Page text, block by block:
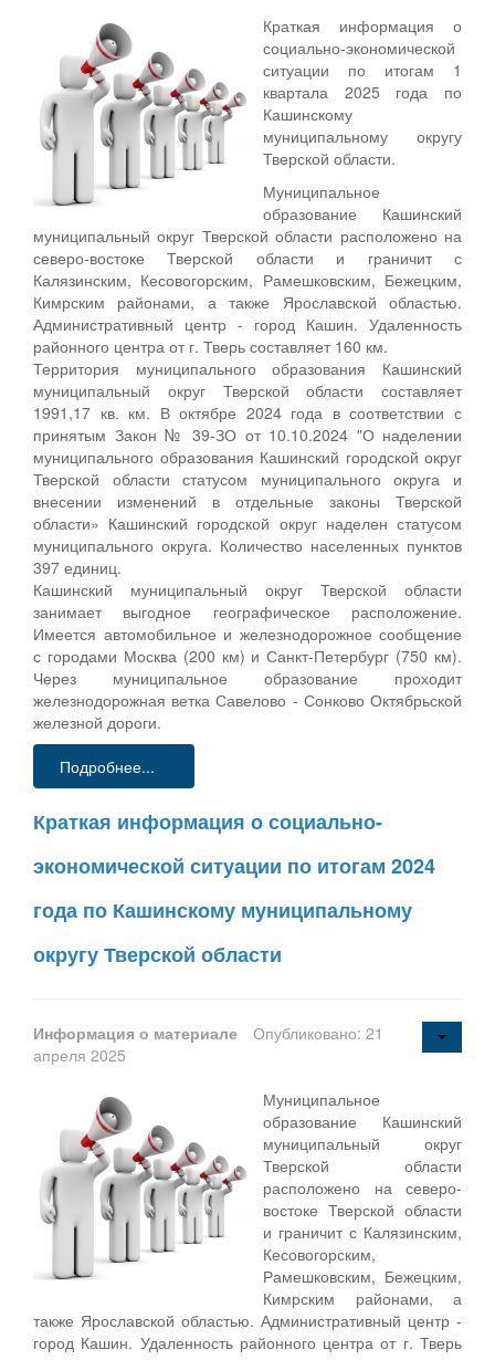
Краткая информация о
социально-экономической
ситуации по итогам 1
квартала 2025 года по
Кашинскому
муниципальному округу
Тверской области.
Муниципальное
образование Кашинский
муниципальный округ Тверской области расположено на
северо-востоке Тверской области и граничит с
Калязинским, Кесовогорским, Рамешковским, Бежецким,
Кимрским районами, а также Ярославской областью.
Административный центр - город Кашин. Удаленность
районного центра от г. Тверь составляет 160 км.
Территория муниципального образования Кашинский
муниципальный округ Тверской области составляет
1991,17 кв. км. В октябре 2024 года в соответствии с
принятым Закон № 39-ЗО от 10.10.2024 "О наделении
муниципального образования Кашинский городской округ
Тверской области статусом муниципального округа и
внесении изменений в отдельные законы Тверской
области» Кашинский городской округ наделен статусом
муниципального округа. Количество населенных пунктов
397 единиц.
Кашинский муниципальный округ Тверской области
занимает выгодное географическое расположение.
Имеется автомобильное и железнодорожное сообщение
с городами Москва (200 км) и Санкт-Петербург (750 км).
Через муниципальное образование проходит
железнодорожная ветка Савелово - Сонково Октябрьской
железной дороги.
Подробнее...
Краткая информация о социально-
экономической ситуации по итогам 2024
года по Кашинскому муниципальному
округу Тверской области
Информация о материале
Опубликовано: 21
апреля 2025
Муниципальное
образование Кашинский
муниципальный округ
Тверской области
расположено на северо-
востоке Тверской области
и граничит с Калязинским,
Кесовогорским,
Рамешковским, Бежецким,
Кимрским районами, а
также Ярославской областью. Административный центр -
город Кашин. Удаленность районного центра от г. Тверь